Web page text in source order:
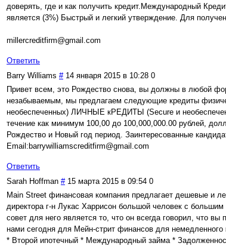
доверять, где и как получить кредит.Международный
является (3%) Быстрый и легкий утверждение. Для
millercreditfirm@gmail.com
Ответить
Barry Williams # 14 января 2015 в 10:28 0
Привет всем, это Рождество снова, вы должны в любой
незабываемым, мы предлагаем следующие кредиты
необеспеченных) ЛИЧНЫЕ кРЕДИТЫ (Secure и
течение как минимум 100,00 до 100,000,000.00 рублей,
Рождество и Новый год период. Заинтересованные
Email:barrywilliamscreditfirm@gmail.com
Ответить
Sarah Hoffman # 15 марта 2015 в 09:54 0
Main Street финансовая компания предлагает дешевые и
директора г-н Лукас Харрисон большой человек с
совет для него является то, что он всегда говорил, что
нами сегодня для Мейн-стрит финансов для немедленного
* Второй ипотечный * Международный займа *